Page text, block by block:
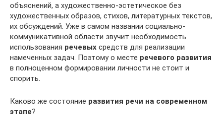
объяснений, а художественно-эстетическое без
художественных образов, стихов, литературных текстов,
их обсуждений. Уже в самом названии социально-
коммуникативной области звучит необходимость
использования речевых средств для реализации
намеченных задач. Поэтому о месте речевого развития
в полноценном формировании личности не стоит и
спорить.
Каково же состояние развития речи на современном
этапе?